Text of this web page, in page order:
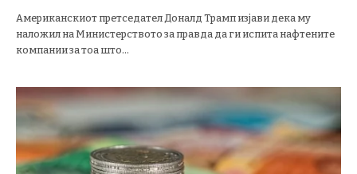
Американскиот претседател Доналд Трамп изјави дека му
наложил на Министерството за правда да ги испита нафтените
компании за тоа што…